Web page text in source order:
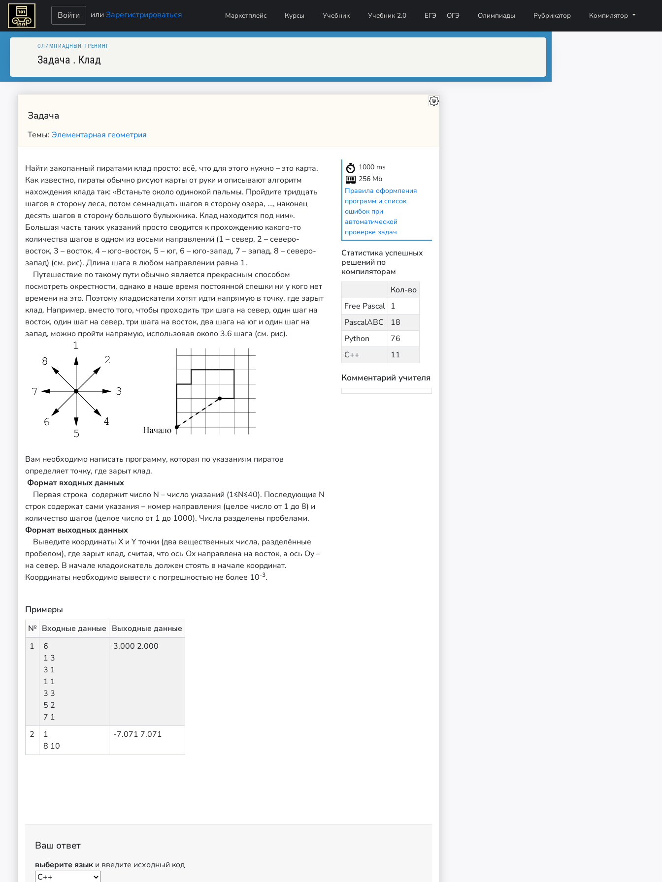
Войти илиЗарегистрироваться Маркетплейс Курсы Учебник Учебник 2.0 ЕГЭ ОГЭ Олимпиады Рубрикатор Компилятор
ОЛИМПИАДНЫЙ ТРЕНИНГ
Задача . Клад
Задача
Темы: Элементарная геометрия
Найти закопанный пиратами клад просто: всё, что для этого нужно – это карта.
Как известно, пираты обычно рисуют карты от руки и описывают алгоритм
нахождения клада так: «Встаньте около одинокой пальмы. Пройдите тридцать
шагов в сторону леса, потом семнадцать шагов в сторону озера, …, наконец
десять шагов в сторону большого булыжника. Клад находится под ним».
Большая часть таких указаний просто сводится к прохождению какого-то
количества шагов в одном из восьми направлений (1 – север, 2 – северо-
восток, 3 – восток, 4 – юго-восток, 5 – юг, 6 – юго-запад, 7 – запад, 8 – северо-
запад) (см. рис). Длина шага в любом направлении равна 1.
Путешествие по такому пути обычно является прекрасным способом
посмотреть окрестности, однако в наше время постоянной спешки ни у кого нет
времени на это. Поэтому кладоискатели хотят идти напрямую в точку, где зарыт
клад. Например, вместо того, чтобы проходить три шага на север, один шаг на
восток, один шаг на север, три шага на восток, два шага на юг и один шаг на
запад, можно пройти напрямую, использовав около 3.6 шага (см. рис).
Вам необходимо написать программу, которая по указаниям пиратов
определяет точку, где зарыт клад.
Формат входных данных
Первая строка содержит число N – число указаний (1≤N≤40). Последующие N
строк содержат сами указания – номер направления (целое число от 1 до 8) и
количество шагов (целое число от 1 до 1000). Числа разделены пробелами.
Формат выходных данных
Выведите координаты X и Y точки (два вещественных числа, разделённые
пробелом), где зарыт клад, считая, что ось Ox направлена на восток, а ось Oy –
на север. В начале кладоискатель должен стоять в начале координат.
Координаты необходимо вывести с погрешностью не более 10-3.
Примеры
№ Входные данные Выходные данные
1
6
1 3
3 1
1 1
3 3
5 2
7 1
3.000 2.000
2
1
8 10
-7.071 7.071
1000 ms
256 Mb
Правила оформления
программ и список
ошибок при
автоматической
проверке задач
Статистика успешных
решений по
компиляторам
Кол-во
Free Pascal 1
PascalABC
18
Python
76
С++
11
Комментарий учителя
Ваш ответ
выберите язык и введите исходный код